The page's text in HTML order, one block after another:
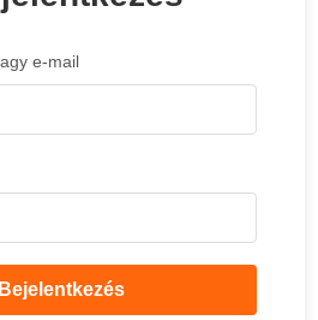
e-mail
Bejelentkezés